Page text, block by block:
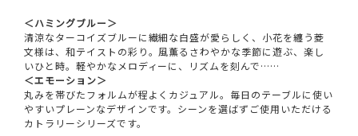
＜ハミングブルー＞
清涼なターコイズブルーに繊細な白盛が愛らしく、小花を纏う菱
文様は、和テイストの彩り。風薫るさわやかな季節に遊ぶ、楽し
いひと時。軽やかなメロディーに、リズムを刻んで……
＜エモーション＞
丸みを帯びたフォルムが程よくカジュアル。毎日のテーブルに使い
やすいプレーンなデザインです。シーンを選ばずご使用いただける
カトラリーシリーズです。